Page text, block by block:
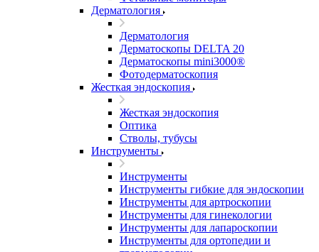
Дерматология
Дерматология
Дерматоскопы DELTA 20
Дерматоскопы mini3000®
Фотодерматоскопия
Жесткая эндоскопия
Жесткая эндоскопия
Оптика
Стволы, тубусы
Инструменты
Инструменты
Инструменты гибкие для эндоскопии
Инструменты для артроскопии
Инструменты для гинекологии
Инструменты для лапароскопии
Инструменты для ортопедии и